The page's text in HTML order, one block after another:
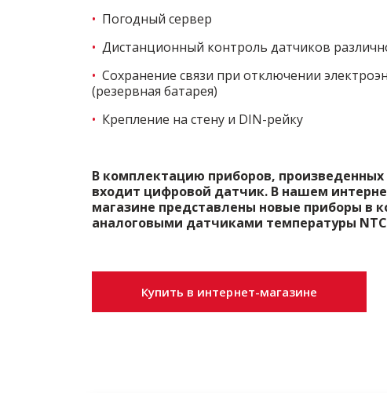
• Погодный сервер
• Дистанционный контроль датчиков
• Сохранение связи при отключении
(резервная батарея)
• Крепление на стену и DIN-рейку
В комплектацию приборов, произведенных
входит цифровой датчик. В нашем
магазине представлены новые приборы в
аналоговыми датчиками температуры
Купить в интернет-магазине